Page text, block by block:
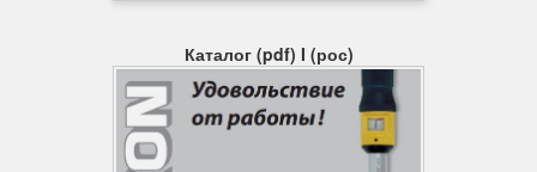
Каталог (pdf) I (рос)